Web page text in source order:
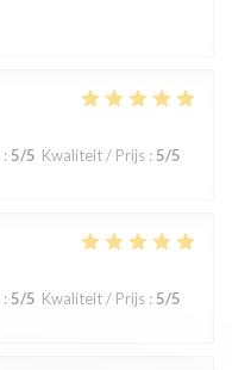
: 5/5 Kwaliteit / Prijs : 5/5
: 5/5 Kwaliteit / Prijs : 5/5